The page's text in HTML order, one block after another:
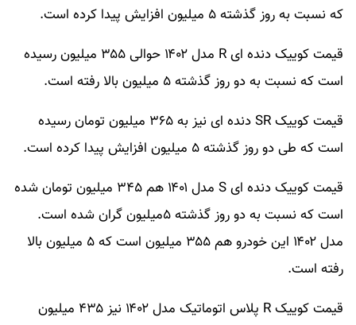
که نسبت به روز گذشته ۵ میلیون افزایش پیدا کرده است.
قیمت کوییک دنده ای R مدل ۱۴۰۲ حوالی ۳۵۵ میلیون رسیده
است که نسبت به دو روز گذشته ۵ میلیون بالا رفته است.
قیمت کوییک SR دنده ای نیز به ۳۶۵ میلیون تومان رسیده
است که طی دو روز گذشته ۵ میلیون افزایش پیدا کرده است.
قیمت کوییک دنده ای S مدل ۱۴۰۱ هم ۳۴۵ میلیون تومان شده
است که نسبت به دو روز گذشته ۵میلیون گران شده است.
مدل ۱۴۰۲ این خودرو هم ۳۵۵ میلیون است که ۵ میلیون بالا
رفته است.
قیمت کوییک R پلاس اتوماتیک مدل ۱۴۰۲ نیز ۴۳۵ میلیون